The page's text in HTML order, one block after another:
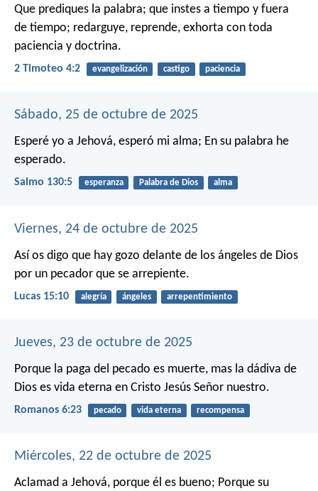
Que prediques la palabra; que instes a tiempo y fuera
de tiempo; redarguye, reprende, exhorta con toda
paciencia y doctrina.
2 Timoteo 4:2 evangelización castigo paciencia
Sábado, 25 de octubre de 2025
Esperé yo a Jehová, esperó mi alma; En su palabra he
esperado.
Salmo 130:5 esperanza Palabra de Dios alma
Viernes, 24 de octubre de 2025
Así os digo que hay gozo delante de los ángeles de Dios
por un pecador que se arrepiente.
Lucas 15:10 alegría ángeles arrepentimiento
Jueves, 23 de octubre de 2025
Porque la paga del pecado es muerte, mas la dádiva de
Dios es vida eterna en Cristo Jesús Señor nuestro.
Romanos 6:23 pecado vida eterna recompensa
Miércoles, 22 de octubre de 2025
Aclamad a Jehová, porque él es bueno; Porque su